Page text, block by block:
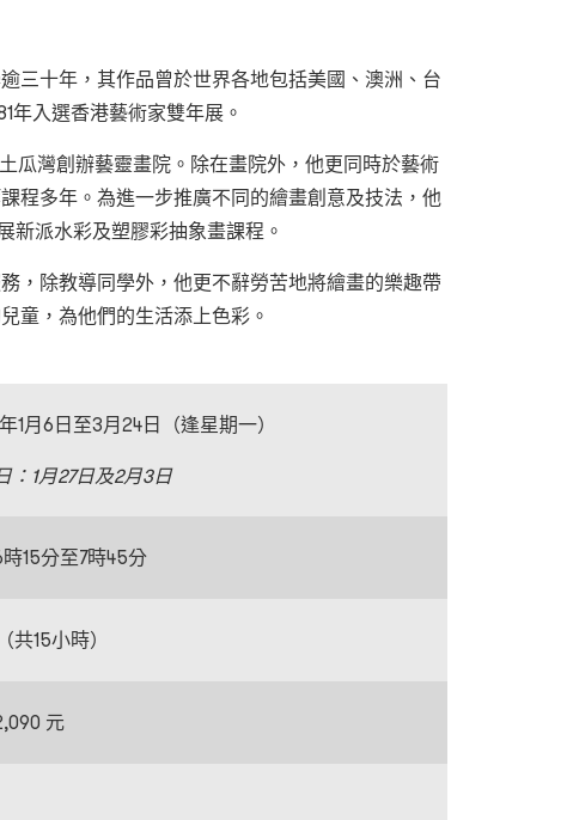
三十年，其作品曾於世界各地包括美國、澳洲、台
年入選香港藝術家雙年展。
瓜灣創辦藝靈畫院。除在畫院外，他更同時於藝術
程多年。為進一步推廣不同的繪畫創意及技法，他
新派水彩及塑膠彩抽象畫課程。
，除教導同學外，他更不辭勞苦地將繪畫的樂趣帶
童，為他們的生活添上色彩。
1月6日至3月24日（逢星期一）
： 1月27日及2月3日
15分至7時45分
共15小時）
元